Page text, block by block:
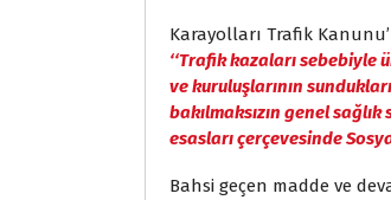
Karayolları Trafik
‘‘Trafik kazaları
ve kuruluşlarının
bakılmaksızın genel
esasları çerçevesinde
Bahsi geçen madde ve